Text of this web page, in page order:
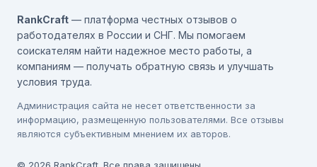
RankCraft — платформа честных отзывов о
работодателях в России и СНГ. Мы помогаем
соискателям найти надежное место работы, а
компаниям — получать обратную связь и улучшать
условия труда.
Администрация сайта не несет ответственности за
информацию, размещенную пользователями. Все отзывы
являются субъективным мнением их авторов.